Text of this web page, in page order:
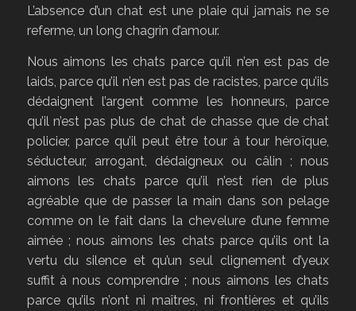
L’absence d’un chat est une plaie qui jamais ne se
referme, un long chagrin d’amour.
Nous aimons les chats parce qu’il n’en est pas de
laids, parce qu’il n’en est pas de racistes, parce qu’ils
dédaignent l’argent comme les honneurs, parce
qu’il n’est pas plus de chat de chasse que de chat
policier, parce qu’il peut être tour à tour héroïque,
séducteur, arrogant, dédaigneux ou câlin ; nous
aimons les chats parce qu’il n’est rien de plus
agréable que de passer la main dans son pelage
comme on le fait dans la chevelure d’une femme
aimée ; nous aimons les chats parce qu’ils ont la
vertu du silence et qu’un seul clignement d’yeux
suffit à nous comprendre ; nous aimons les chats
parce qu’ils n’ont ni maîtres, ni frontières et qu’ils